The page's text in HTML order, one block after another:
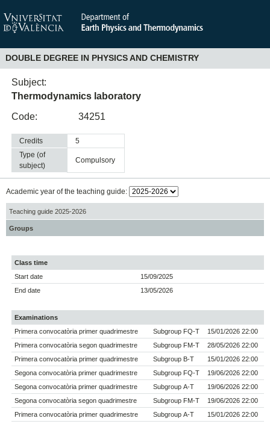
DOUBLE DEGREE IN PHYSICS AND CHEMISTRY
Subject:
Thermodynamics laboratory
Code:
34251
Credits
5
Type (of
subject)
compulsory
Academic year of the teaching guide:
Teaching guide 2025-2026
Groups
Class time
Start date
15/09/2025
End date
13/05/2026
Examinations
Primera convocatòria primer quadrimestre
Subgroup FQ-T
15/01/2026 22:00
Primera convocatòria segon quadrimestre
Subgroup FM-T
28/05/2026 22:00
Primera convocatòria primer quadrimestre
Subgroup B-T
15/01/2026 22:00
Segona convocatòria primer quadrimestre
Subgroup FQ-T
19/06/2026 22:00
Segona convocatòria primer quadrimestre
Subgroup A-T
19/06/2026 22:00
Segona convocatòria segon quadrimestre
Subgroup FM-T
19/06/2026 22:00
Primera convocatòria primer quadrimestre
Subgroup A-T
15/01/2026 22:00